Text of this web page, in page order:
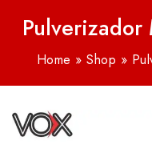
Pulverizador
Home »Shop »